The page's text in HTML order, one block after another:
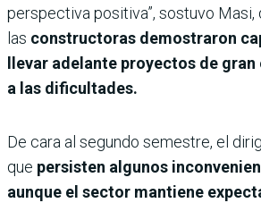
perspectiva positiva”, sostuvo Masi,
las constructoras demostraron
llevar adelante proyectos de gran
a las dificultades.
De cara al segundo semestre, el
que persisten algunos
aunque el sector mantiene